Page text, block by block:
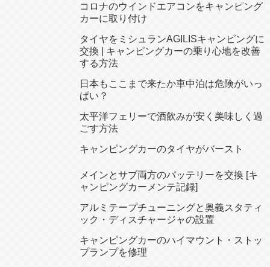
コロナのウインドエアコンをキャンピング
カーに取り付け
タイヤをミシュランAGILISキャンピングに
交換 | キャンピングカーの乗り心地を改善
する方法
日本もここまで来たか車中泊は危険がいっ
ぱい？
太平洋フェリーで酒飲みが安く美味しく過
ごす方法
キャンピングカーのタイヤがバースト
メインとサブ両方のバッテリーを交換 [キ
ャンピングカーメンテ記録]
アルミテープチューニングと奥義スタティ
ック・ディスチャージャの設置
キャンピングカーのハイマウント・ストッ
プランプを修理